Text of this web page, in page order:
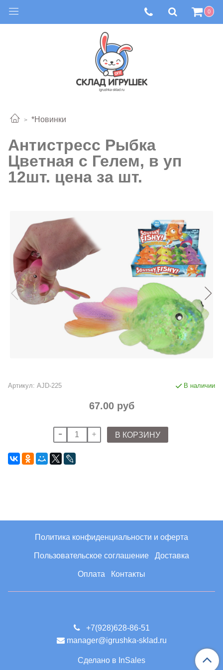
0
*Новинки
Антистресс Рыбка
Цветная с Гелем, в уп
12шт. цена за шт.
Артикул: AJD-225 В наличии
67.00 руб
В КОРЗИНУ
Политика конфиденциальности и оферта
Пользовательское соглашение Доставка
Оплата Контакты
+7(928)628-86-51
manager@igrushka-sklad.ru
Сделано в InSales